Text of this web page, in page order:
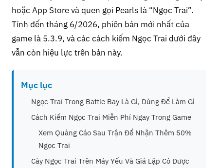
hoặc App Store và quen gọi Pearls là “Ngọc Trai”.
Tính đến tháng 6/2026, phiên bản mới nhất của
game là 5.3.9, và các cách kiếm Ngọc Trai dưới đây
vẫn còn hiệu lực trên bản này.
Mục lục
Ngọc Trai Trong Battle Bay Là Gì, Dùng Để Làm Gì
Cách Kiếm Ngọc Trai Miễn Phí Ngay Trong Game
Xem Quảng Cáo Sau Trận Để Nhận Thêm 50%
Ngọc Trai
Cày Ngọc Trai Trên Máy Yếu Và Giả Lập Có Được